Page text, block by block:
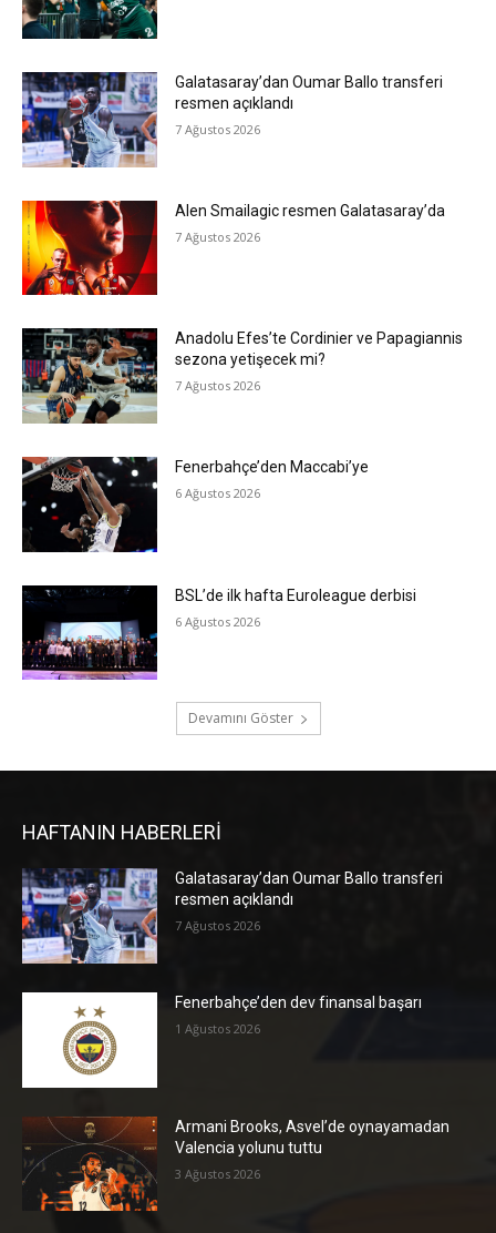
Galatasaray’dan Oumar Ballo transferi
resmen açıklandı
7 Ağustos 2026
Alen Smailagic resmen Galatasaray’da
7 Ağustos 2026
Anadolu Efes’te Cordinier ve Papagiannis
sezona yetişecek mi?
7 Ağustos 2026
Fenerbahçe’den Maccabi’ye
6 Ağustos 2026
BSL’de ilk hafta Euroleague derbisi
6 Ağustos 2026
Devamını Göster
HAFTANIN HABERLERİ
Galatasaray’dan Oumar Ballo transferi
resmen açıklandı
7 Ağustos 2026
Fenerbahçe’den dev finansal başarı
1 Ağustos 2026
Armani Brooks, Asvel’de oynayamadan
Valencia yolunu tuttu
3 Ağustos 2026